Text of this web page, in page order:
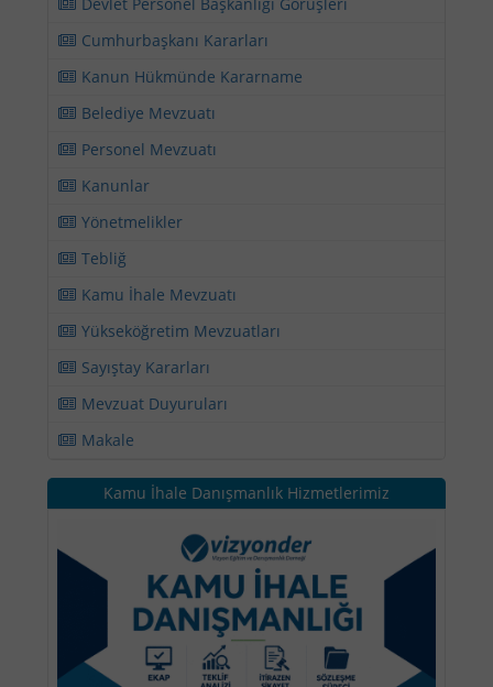
Cumhurbaşkanı Kararları
Kanun Hükmünde Kararname
Belediye Mevzuatı
Personel Mevzuatı
Kanunlar
Yönetmelikler
Tebliğ
Kamu İhale Mevzuatı
Yükseköğretim Mevzuatları
Sayıştay Kararları
Mevzuat Duyuruları
Makale
Kamu İhale Danışmanlık Hizmetlerimiz